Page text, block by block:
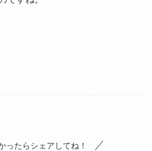
ったらシェアしてね！